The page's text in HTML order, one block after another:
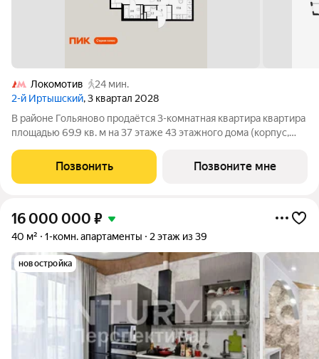
Локомотив
24 мин.
2-й Иртышский, 3 квартал 2028
В районе Гольяново продаётся 3-комнатная квартира квартира
площадью 69.9 кв. м на 37 этаже 43 этажного дома (корпус,
расположение 25 минут пешком до станции метро
«Черкизовская» 14 минут на автомобиле до
Позвонить Позвоните мне
16 000 000 ₽
40 м² 1-комн. апартаменты 2 этаж из 39
новостройка